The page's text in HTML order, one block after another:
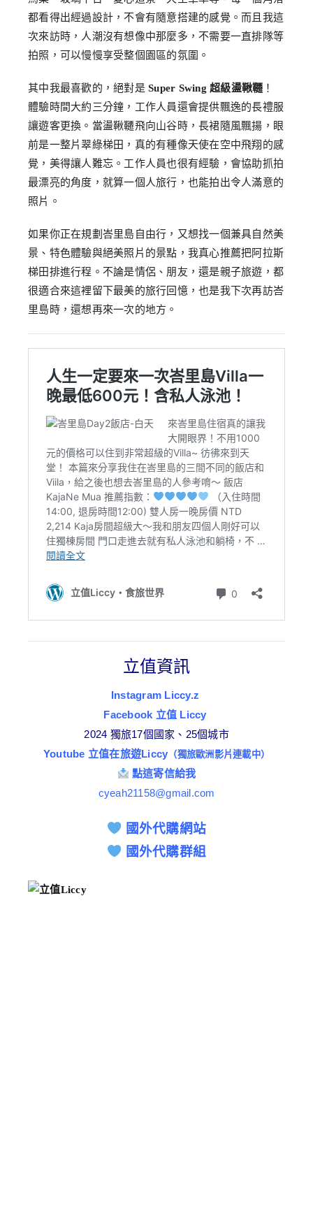
都看得出經過設計，不會有隨意搭建的感覺。而且我這
次來訪時，人潮沒有想像中那麼多，不需要一直排隊等
拍照，可以慢慢享受整個園區的氛圍。
其中我最喜歡的，絕對是 Super Swing 超級盪鞦韆 ！
體驗時間大約三分鐘，工作人員還會提供飄逸的長禮服
讓遊客更換。當盪鞦韆飛向山谷時，長裙隨風飄揚，眼
前是一整片翠綠梯田，真的有種像天使在空中飛翔的感
覺，美得讓人難忘。工作人員也很有經驗，會協助抓拍
最漂亮的角度，就算一個人旅行，也能拍出令人滿意的
照片。
如果你正在規劃峇里島自由行，又想找一個兼具自然美
景、特色體驗與絕美照片的景點，我真心推薦把阿拉斯
梯田排進行程。不論是情侶、朋友，還是親子旅遊，都
很適合來這裡留下最美的旅行回憶，也是我下次再訪峇
里島時，還想再來一次的地方。
立值資訊
Instagram Liccy.z
Facebook 立值 Liccy
2024 獨旅17個國家、25個城市
Youtube 立值在旅遊Liccy （獨旅歐洲影片連載中）
點這寄信給我
cyeah21158@gmail.com
國外代購網站
國外代購群組